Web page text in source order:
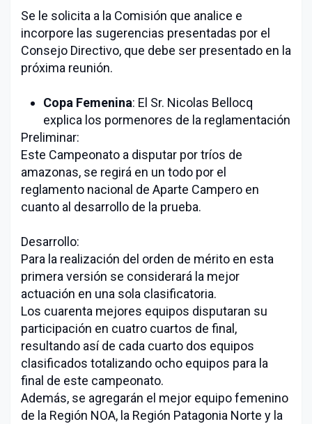
Se le solicita a la Comisión que analice e
incorpore las sugerencias presentadas por el
Consejo Directivo, que debe ser presentado en la
próxima reunión.
Copa Femenina: El Sr. Nicolas Bellocq
explica los pormenores de la reglamentación
Preliminar:
Este Campeonato a disputar por tríos de
amazonas, se regirá en un todo por el
reglamento nacional de Aparte Campero en
cuanto al desarrollo de la prueba.
Desarrollo:
Para la realización del orden de mérito en esta
primera versión se considerará la mejor
actuación en una sola clasificatoria.
Los cuarenta mejores equipos disputaran su
participación en cuatro cuartos de final,
resultando así de cada cuarto dos equipos
clasificados totalizando ocho equipos para la
final de este campeonato.
Además, se agregarán el mejor equipo femenino
de la Región NOA, la Región Patagonia Norte y la